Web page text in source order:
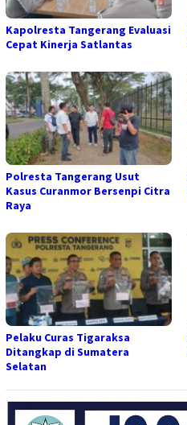
Kapolresta Tangerang Evaluasi
Cepat Kinerja Satlantas
Polresta Tangerang Usut
Kasus Curanmor Bersenpi Citra
Raya
Pelaku Curas Tigaraksa
Ditangkap di Sumatera
Selatan